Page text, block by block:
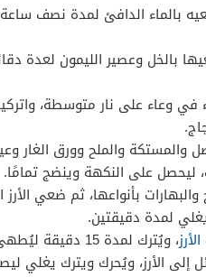
بالماء الدافئ لمدة نصف
بالخل وعصير الليمون لعدة
في وعاء على نار متوسطة،
والملح وورق الغار
ليحصل على النكهة وينضج تمامًا.
بأنواعها، ثم ضعي الأرز
لمدة دقيقتين.
الأرز، ويُترك لمدة 15 دقيقة ليُطهى ويمتص الماء.
إلى الأرز، ويُحرك ويترك يغلي